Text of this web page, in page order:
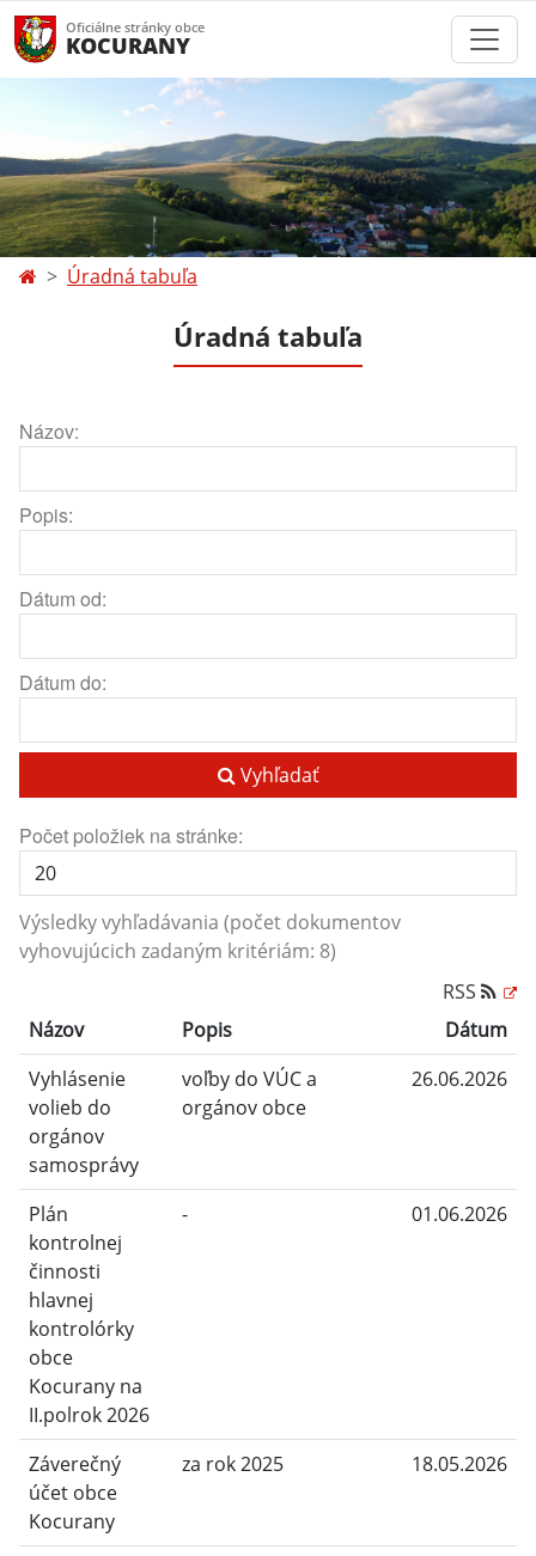
Oficiálne stránky obce
KOCURANY
Úradná tabuľa
Úradná tabuľa
Názov:
Popis:
Dátum od:
Dátum do:
Vyhľadať
Počet položiek na stránke:
Výsledky vyhľadávania (počet dokumentov
vyhovujúcich zadaným kritériám: 8)
RSS
Názov
Popis
Dátum
Vyhlásenie
volieb do
orgánov
samosprávy
voľby do VÚC a
orgánov obce
26.06.2026
Plán
kontrolnej
činnosti
hlavnej
kontrolórky
obce
Kocurany na
II.polrok 2026
- 01.06.2026
Záverečný
účet obce
Kocurany
za rok 2025 18.05.2026